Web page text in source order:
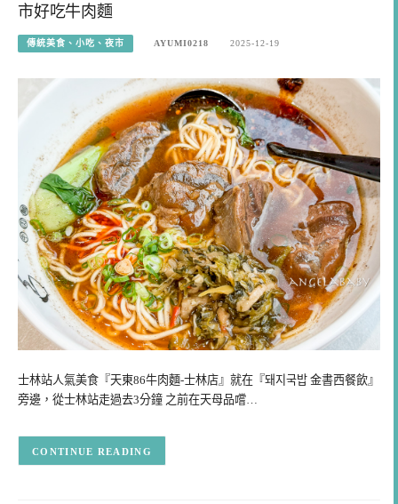
市好吃牛肉麵
傳統美食、小吃、夜市 AYUMI0218 2025-12-19
士林站人氣美食『天東86牛肉麵-士林店』就在『돼지국밥 金書西餐飲』
旁邊，從士林站走過去3分鐘 之前在天母品嚐…
CONTINUE READING